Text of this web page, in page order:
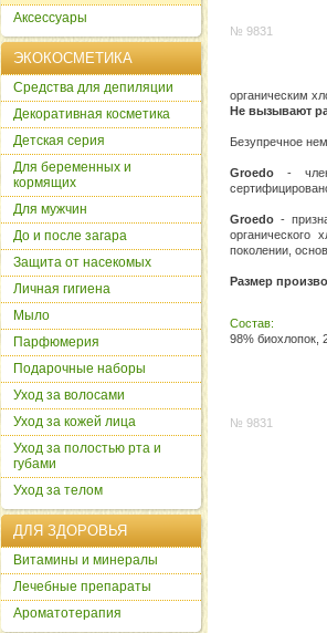
№ 9831
органическим
Не вызывают
Безупречное
Groedo -
Groedo-
поколении,
Размер
Состав:
98% биохлопок,
№ 9831
Аксессуары
ЭКОКОСМЕТИКА
Cредства для депиляции
Декоративная косметика
Детская серия
Для беременных и
кормящих
Для мужчин
До и после загара
Защита от насекомых
Личная гигиена
Мыло
Парфюмерия
Подарочные наборы
Уход за волосами
Уход за кожей лица
Уход за полостью рта и
губами
Уход за телом
ДЛЯ ЗДОРОВЬЯ
Витамины и минералы
Лечебные препараты
Ароматотерапия